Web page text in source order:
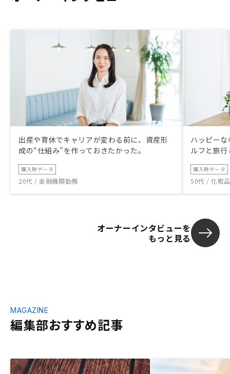
出産や育休でキャリアが変わる前に、資産形
成の“仕組み”を作っておきたかった。
購入時データ
20代 / 金融機関勤務
ハッピー
ルフと旅
購入時データ
50代 / 化粧
オーナーインタビューを
もっと見る
編集部おすすめ記事
MAGAZINE